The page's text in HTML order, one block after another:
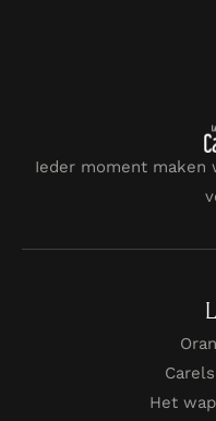
Ieder moment maken
Het